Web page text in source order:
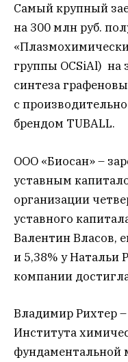
Самый крупный
на 300 млн руб.
группы OCSiAl) на
синтеза
с
брендом TUBALL.
ООО «Биосан» –
уставным
организации
уставного
Валентин Власов,
и 5,38% у Натальи
компании
Владимир Рихтер
Института
фундаментальной